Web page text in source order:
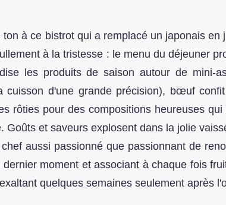
à ce bistrot qui a remplacé un japonais
à la tristesse : le menu du déjeuner
les produits de saison autour de mini-
d'une grande précision), bœuf
rôties pour des compositions heureuses
et saveurs explosent dans la jolie
aussi passionné que passionnant de
moment et associant à chaque fois
quelques semaines seulement après